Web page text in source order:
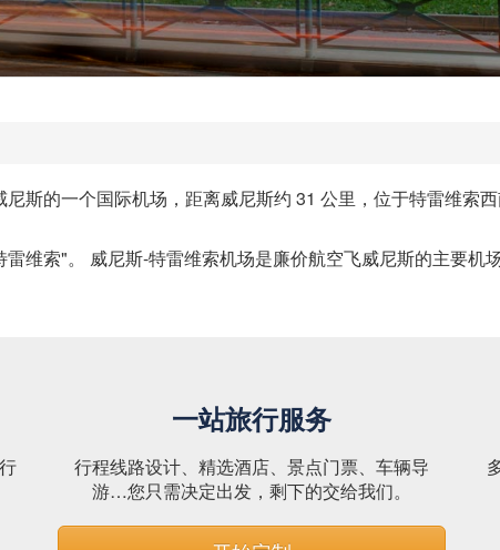
斯的一个国际机场，距离威尼斯约 31 公里，位于特雷维索
维索"。 威尼斯-特雷维索机场是廉价航空飞威尼斯的主要机
一站旅行服务
行程线路设计、精选酒店、景点门票、车辆导
游…您只需决定出发，剩下的交给我们。